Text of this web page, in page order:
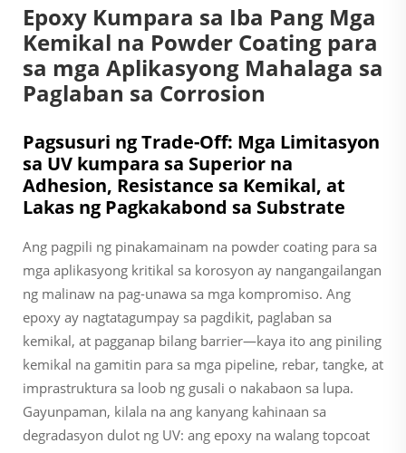
Epoxy Kumpara sa Iba Pang Mga
Kemikal na Powder Coating para
sa mga Aplikasyong Mahalaga sa
Paglaban sa Corrosion
Pagsusuri ng Trade-Off: Mga Limitasyon
sa UV kumpara sa Superior na
Adhesion, Resistance sa Kemikal, at
Lakas ng Pagkakabond sa Substrate
Ang pagpili ng pinakamainam na powder coating para sa
mga aplikasyong kritikal sa korosyon ay nangangailangan
ng malinaw na pag-unawa sa mga kompromiso. Ang
epoxy ay nagtatagumpay sa pagdikit, paglaban sa
kemikal, at pagganap bilang barrier—kaya ito ang piniling
kemikal na gamitin para sa mga pipeline, rebar, tangke, at
imprastruktura sa loob ng gusali o nakabaon sa lupa.
Gayunpaman, kilala na ang kanyang kahinaan sa
degradasyon dulot ng UV: ang epoxy na walang topcoat